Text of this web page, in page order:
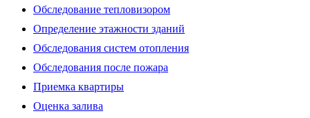
Обследование тепловизором
Определение этажности зданий
Обследования систем отопления
Обследования после пожара
Приемка квартиры
Оценка залива